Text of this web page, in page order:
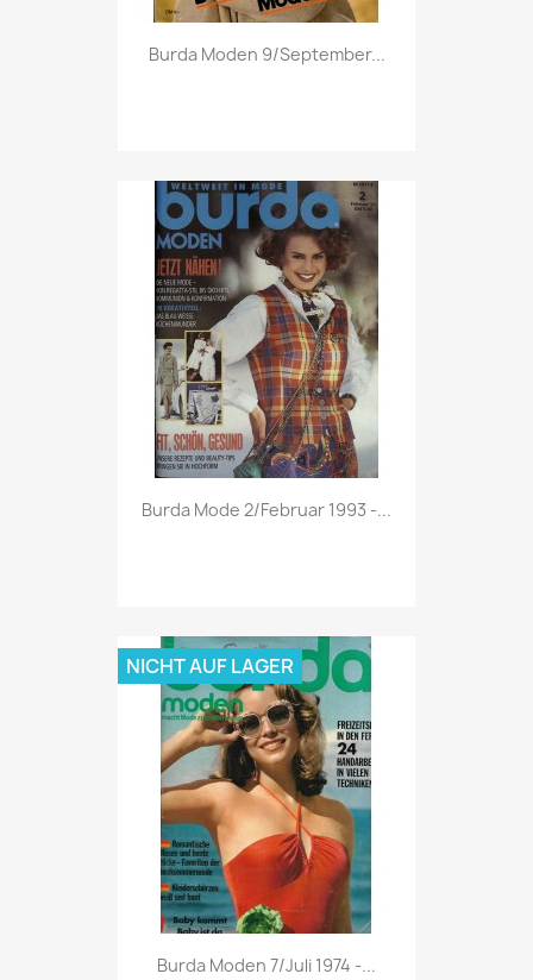
Vorschau
Burda Moden 9/September...
Vorschau
Burda Mode 2/Februar 1993 -...
Vorschau
Burda Moden 7/Juli 1974 -...
NICHT AUF LAGER